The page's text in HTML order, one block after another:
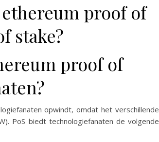
proof of
stake?
proof of
opwindt, omdat het verschillende
PoS biedt technologiefanaten de volgende